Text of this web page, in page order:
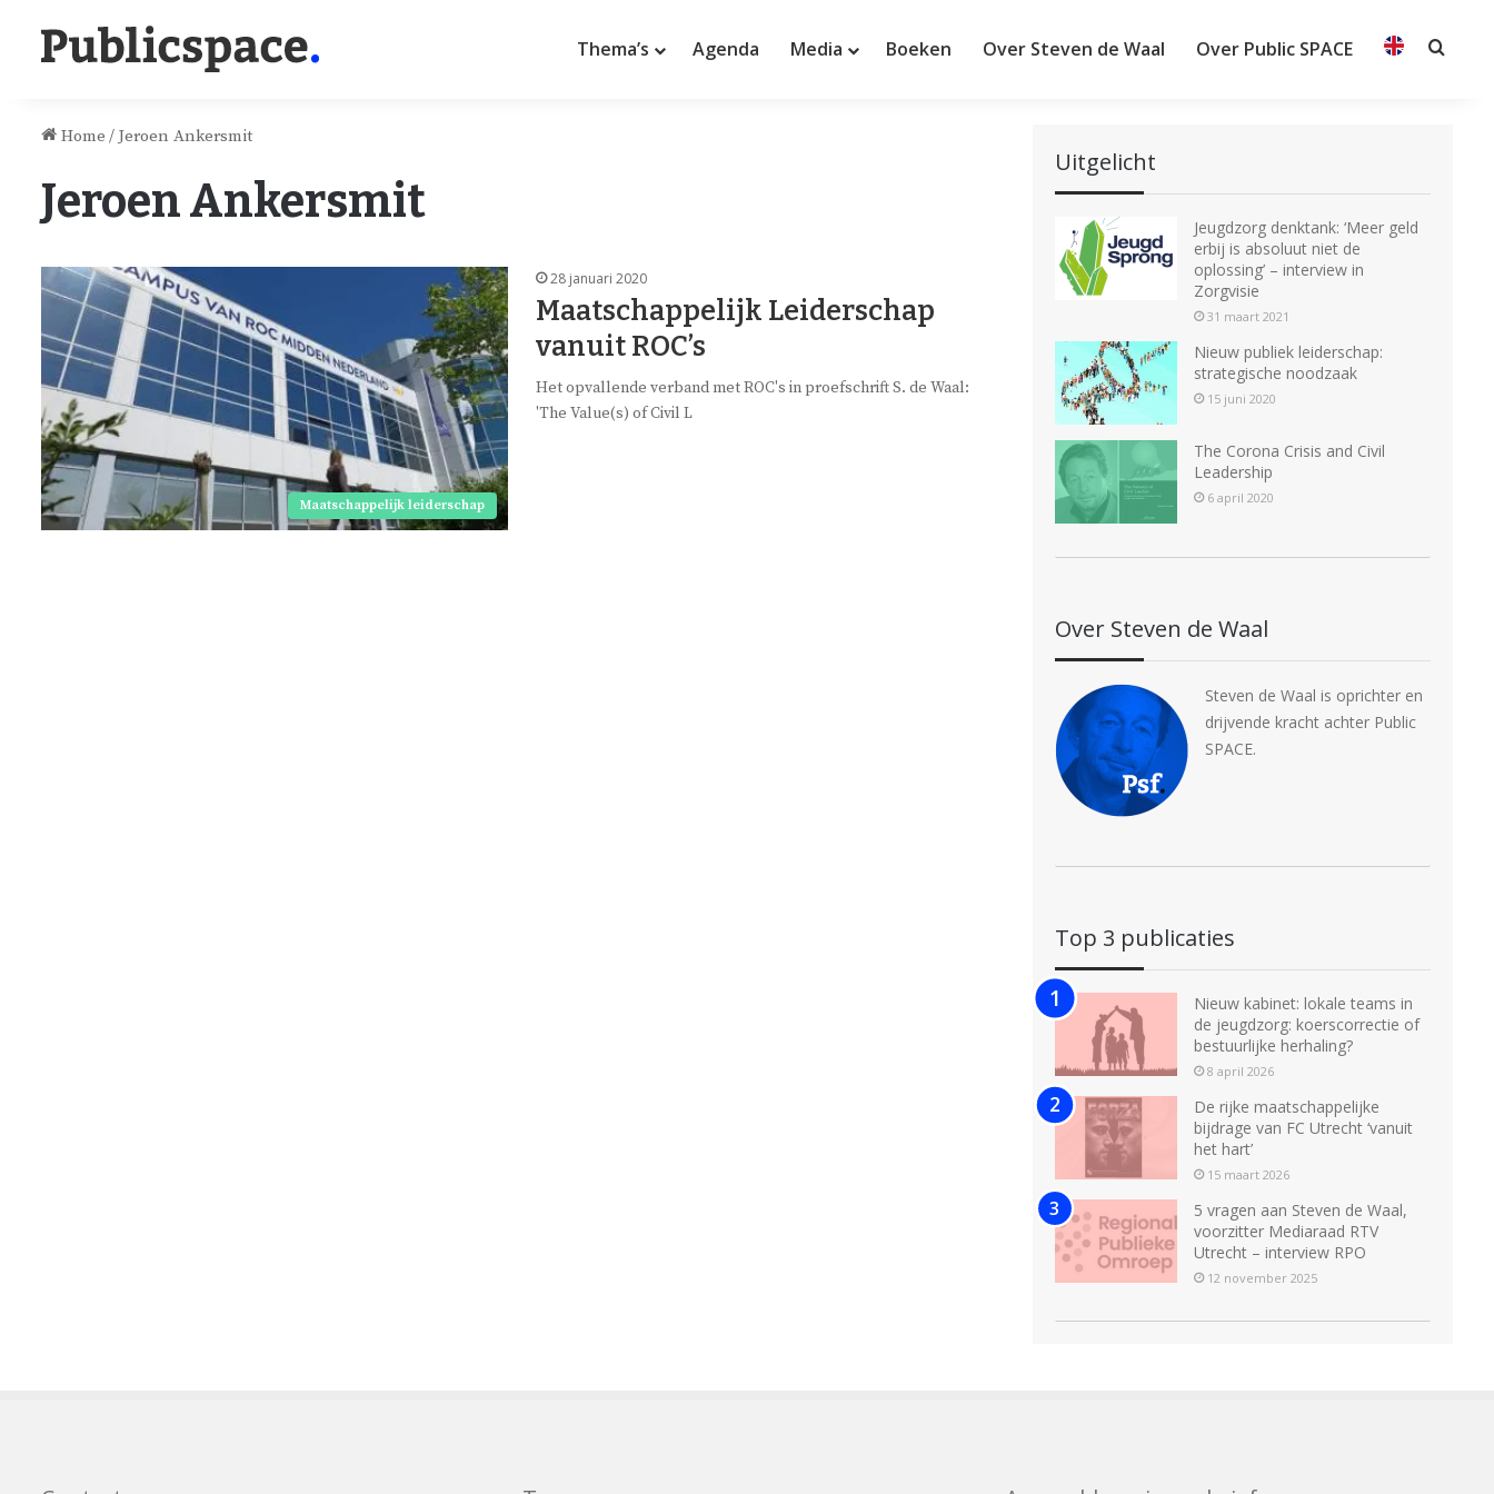
Thema’s Agenda Media Boeken Over Steven de Waal Over Public SPACE
Home / Jeroen Ankersmit
Jeroen Ankersmit
Maatschappelijk leiderschap
28 januari 2020
Maatschappelijk Leiderschap
vanuit ROC’s
Het opvallende verband met ROC's in proefschrift S. de Waal:
'The Value(s) of Civil L
Uitgelicht
Jeugdzorg denktank: ‘Meer geld
erbij is absoluut niet de
oplossing’ – interview in
Zorgvisie
31 maart 2021
Nieuw publiek leiderschap:
strategische noodzaak
15 juni 2020
The Corona Crisis and Civil
Leadership
6 april 2020
Over Steven de Waal
Steven de Waal is oprichter en
drijvende kracht achter Public
SPACE.
Top 3 publicaties
Nieuw kabinet: lokale teams in
de jeugdzorg: koerscorrectie of
bestuurlijke herhaling?
8 april 2026
De rijke maatschappelijke
bijdrage van FC Utrecht ‘vanuit
het hart’
15 maart 2026
5 vragen aan Steven de Waal,
voorzitter Mediaraad RTV
Utrecht – interview RPO
12 november 2025